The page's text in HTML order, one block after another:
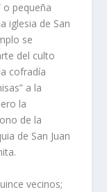
o pequeña
iglesia de San
se
del culto
cofradía
a la
la
de la
de San Juan
vecinos;